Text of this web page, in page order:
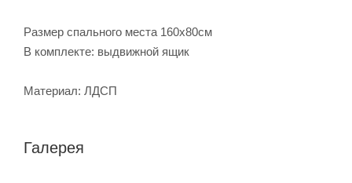
Размер спального места 160х80см
В комплекте: выдвижной ящик
Материал: ЛДСП
Галерея